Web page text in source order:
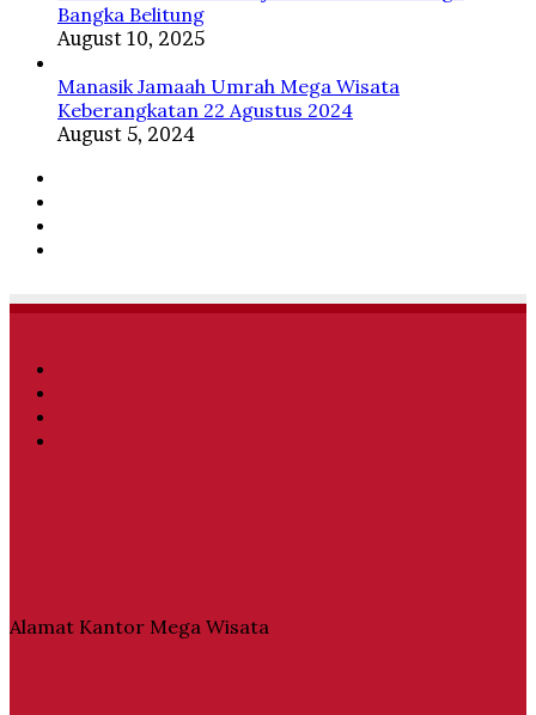
Bangka Belitung
August 10, 2025
Manasik Jamaah Umrah Mega Wisata
Keberangkatan 22 Agustus 2024
August 5, 2024
Alamat Kantor Mega Wisata